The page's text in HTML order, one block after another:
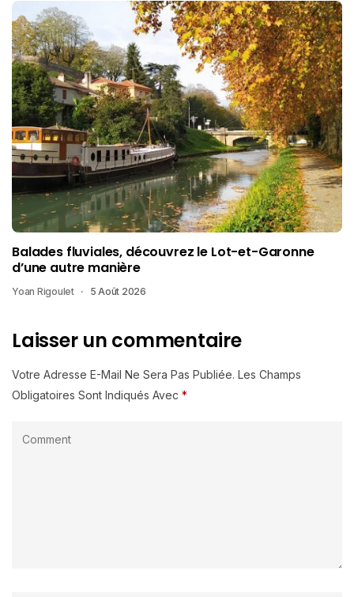
Balades fluviales, découvrez le Lot-et-Garonne
d’une autre manière
Yoan Rigoulet 5 Août 2026
Laisser un commentaire
Votre Adresse E-Mail Ne Sera Pas Publiée. Les Champs
Obligatoires Sont Indiqués Avec *